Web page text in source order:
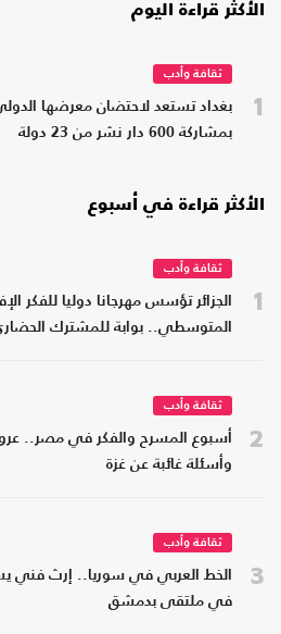
الأكثر قراءة اليوم
1
ثقافة وأدب
بغداد تستعد لاحتضان معرضها
بمشاركة 600 دار نشر من 23 دولة
الأكثر قراءة في أسبوع
1
ثقافة وأدب
الجزائر تؤسس مهرجانا دوليا للفكر
المتوسطي.. بوابة للمشترك
2
ثقافة وأدب
أسبوع المسرح والفكر في مصر..
وأسئلة غائبة عن غزة
3
ثقافة وأدب
الخط العربي في سوريا.. إرث فني
في ملتقى بدمشق